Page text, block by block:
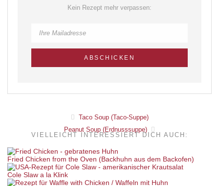
Kein Rezept mehr verpassen:
Taco Soup (Taco-Suppe)
Peanut Soup (Erdnusssuppe)
VIELLEICHT INTERESSIERT DICH AUCH:
Fried Chicken from the Oven (Backhuhn aus dem Backofen)
Cole Slaw a la Klink